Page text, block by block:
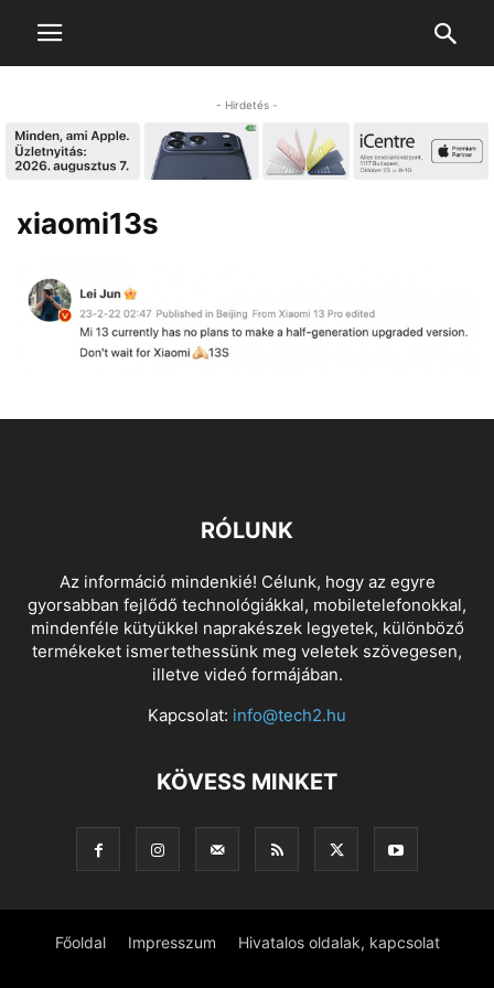
- Hirdetés -
xiaomi13s
RÓLUNK
Az információ mindenkié! Célunk, hogy az egyre
gyorsabban fejlődő technológiákkal, mobiletelefonokkal,
mindenféle kütyükkel naprakészek legyetek, különböző
termékeket ismertethessünk meg veletek szövegesen,
illetve videó formájában.
Kapcsolat: info@tech2.hu
KÖVESS MINKET
Főoldal Impresszum Hivatalos oldalak, kapcsolat